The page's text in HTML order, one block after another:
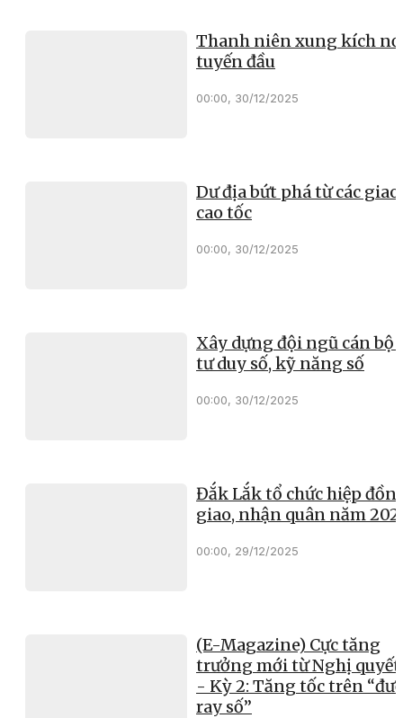
Thanh niên xung kích
tuyến đầu
00:00, 30/12/2025
Dư địa bứt phá từ các
cao tốc
00:00, 30/12/2025
Xây dựng đội ngũ cán bộ
tư duy số, kỹ năng số
00:00, 30/12/2025
Đắk Lắk tổ chức hiệp
giao, nhận quân năm
00:00, 29/12/2025
(E-Magazine) Cực tăng
trưởng mới từ Nghị quyết
- Kỳ 2: Tăng tốc trên
ray số”